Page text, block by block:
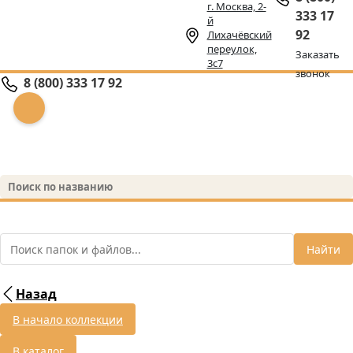
г. Москва, 2-
й
Лихачёвский
переулок,
3с7
333 17
92
Заказать
звонок
8 (800) 333 17 92
Найти
Назад
В начало коллекции